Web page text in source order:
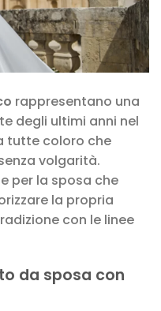
rappresentano una
degli ultimi anni nel
tutte coloro che
volgarità.
per la sposa che
la propria
con le linee
da sposa con